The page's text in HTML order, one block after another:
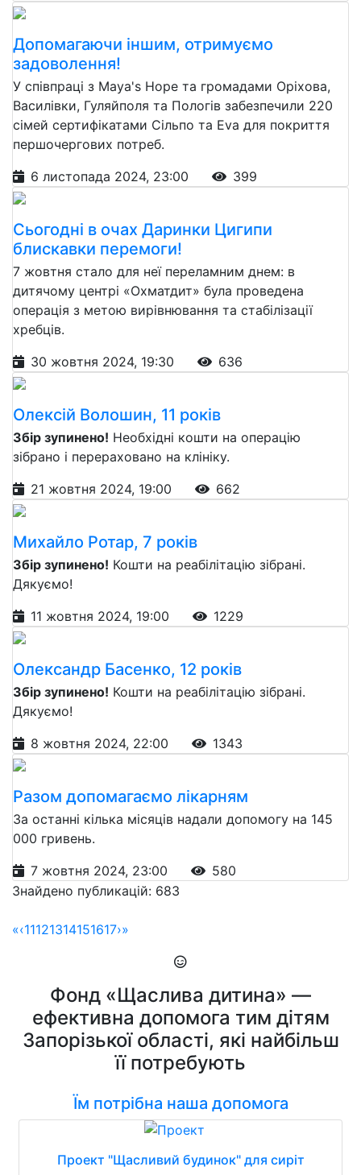
Допомагаючи іншим, отримуємо
задоволення!
У співпраці з Maya's Hope та громадами Оріхова,
Василівки, Гуляйполя та Пологів забезпечили 220
сімей сертифікатами Сільпо та Eva для покриття
першочергових потреб.
6 листопада 2024, 23:00
399
Сьогодні в очах Даринки Цигипи
блискавки перемоги!
7 жовтня стало для неї переламним днем: в
дитячому центрі «Охматдит» була проведена
операція з метою вирівнювання та стабілізації
хребців.
30 жовтня 2024, 19:30
636
Олексій Волошин, 11 років
Збір зупинено! Необхідні кошти на операцію
зібрано і перераховано на клініку.
21 жовтня 2024, 19:00
662
Михайло Ротар, 7 років
Збір зупинено! Кошти на реабілітацію зібрані.
Дякуємо!
11 жовтня 2024, 19:00
1229
Олександр Басенко, 12 років
Збір зупинено! Кошти на реабілітацію зібрані.
Дякуємо!
8 жовтня 2024, 22:00
1343
Разом допомагаємо лікарням
За останні кілька місяців надали допомогу на 145
000 гривень.
7 жовтня 2024, 23:00
580
Знайдено публикацій: 683
«‹11121314151617›»
Фонд «Щаслива дитина» —
ефективна допомога тим дітям
Запорізької області, які найбільш
її потребують
Їм потрібна наша допомога
Проект "Щасливий будинок" для сиріт